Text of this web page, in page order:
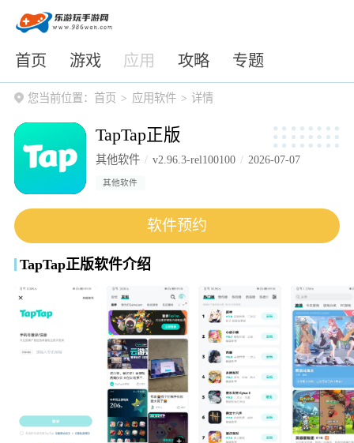
首页 游戏 应用 攻略 专题
您当前位置： 首页 应用软件 详情
TapTap正版
其他软件 v2.96.3-rel100100 2026-07-07
其他软件
软件预约
TapTap正版软件介绍